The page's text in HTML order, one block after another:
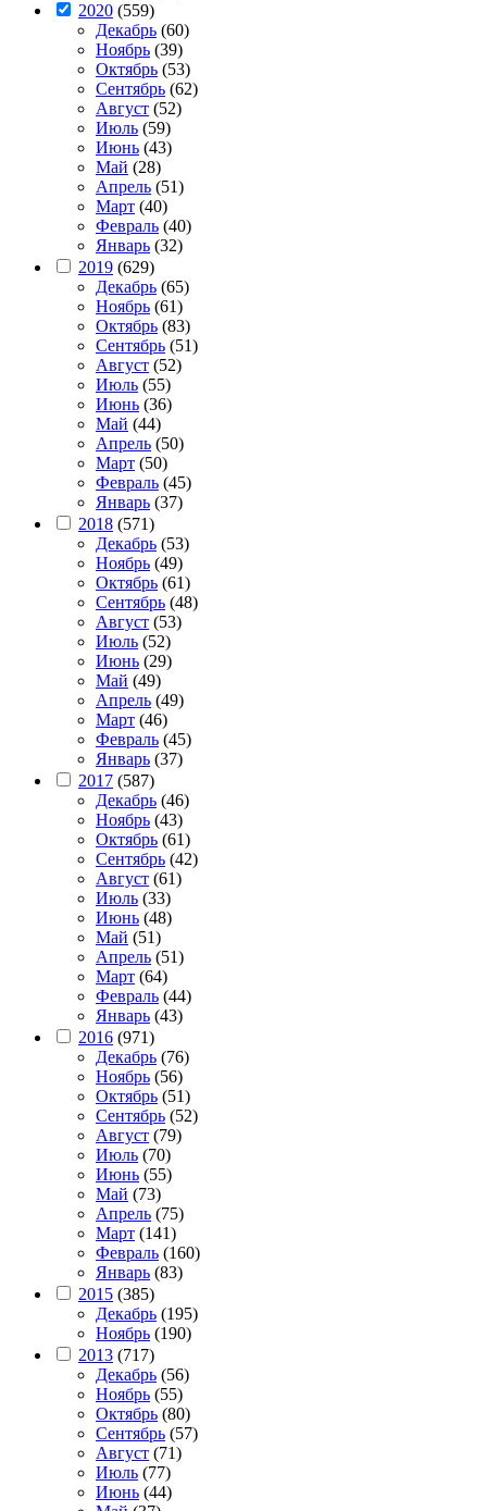
2020 (559)
Декабрь (60)
Ноябрь (39)
Октябрь (53)
Сентябрь (62)
Август (52)
Июль (59)
Июнь (43)
Май (28)
Апрель (51)
Март (40)
Февраль (40)
Январь (32)
2019 (629)
Декабрь (65)
Ноябрь (61)
Октябрь (83)
Сентябрь (51)
Август (52)
Июль (55)
Июнь (36)
Май (44)
Апрель (50)
Март (50)
Февраль (45)
Январь (37)
2018 (571)
Декабрь (53)
Ноябрь (49)
Октябрь (61)
Сентябрь (48)
Август (53)
Июль (52)
Июнь (29)
Май (49)
Апрель (49)
Март (46)
Февраль (45)
Январь (37)
2017 (587)
Декабрь (46)
Ноябрь (43)
Октябрь (61)
Сентябрь (42)
Август (61)
Июль (33)
Июнь (48)
Май (51)
Апрель (51)
Март (64)
Февраль (44)
Январь (43)
2016 (971)
Декабрь (76)
Ноябрь (56)
Октябрь (51)
Сентябрь (52)
Август (79)
Июль (70)
Июнь (55)
Май (73)
Апрель (75)
Март (141)
Февраль (160)
Январь (83)
2015 (385)
Декабрь (195)
Ноябрь (190)
2013 (717)
Декабрь (56)
Ноябрь (55)
Октябрь (80)
Сентябрь (57)
Август (71)
Июль (77)
Июнь (44)